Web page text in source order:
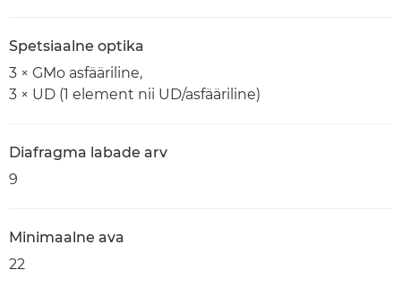
Spetsiaalne optika
3 × GMo asfääriline,
3 × UD (1 element nii UD/asfääriline)
Diafragma labade arv
9
Minimaalne ava
22